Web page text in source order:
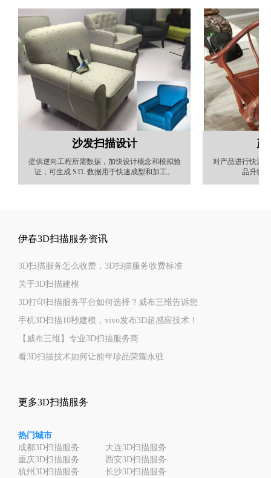
沙发扫描设计
提供逆向工程所需数据，加快设计概念和模拟验
证，可生成 STL 数据用于快速成型和加工。
产
对产品进行快速
品升级
伊春3D扫描服务资讯
3D扫描服务怎么收费，3D扫描服务收费标准
关于3D扫描建模
3D打印扫描服务平台如何选择？威布三维告诉您
手机3D扫描10秒建模，vivo发布3D超感应技术！
【威布三维】专业3D扫描服务商
看3D扫描技术如何让前年珍品荣耀永驻
更多3D扫描服务
热门城市
成都3D扫描服务
大连3D扫描服务
重庆3D扫描服务
西安3D扫描服务
杭州3D扫描服务
长沙3D扫描服务